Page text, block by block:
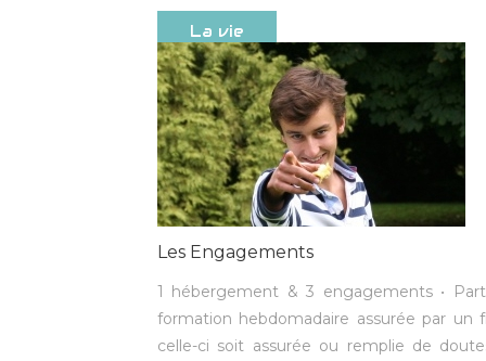
La vie
Les Engagements
1 hébergement & 3 engagements •
formation hebdomadaire assurée par un
celle-ci soit assurée ou remplie de